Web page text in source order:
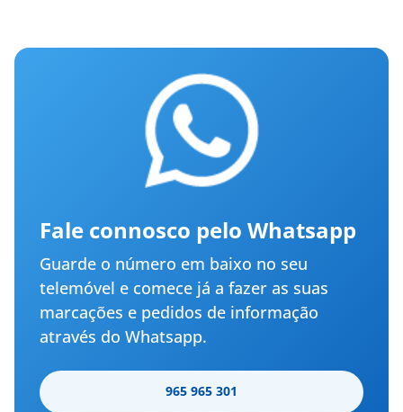
Fale connosco pelo Whatsapp
Guarde o número em baixo no seu
telemóvel e comece já a fazer as suas
marcações e pedidos de informação
através do Whatsapp.
965 965 301